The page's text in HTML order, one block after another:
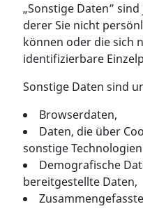
„Sonstige Daten”
derer Sie nicht
können oder die sich
identifizierbare
Sonstige Daten sind
Browserdaten,
Daten, die über
sonstige
Demografische
bereitgestellte Daten,